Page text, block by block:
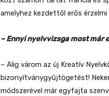
amelyhez kezdettől erős
– Ennyi nyelvvizsga most már
– Alig várom az új Kreatív
bizonyítványgyűjtögetést!
módszerével már egyfajta